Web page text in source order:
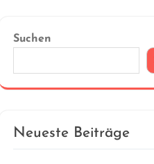
Suchen
Neueste Beiträge